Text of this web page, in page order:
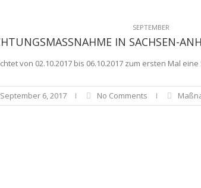
SEPTEMBER
IN SACHSEN-
von 02.10.2017 bis 06.10.2017 zum ersten Mal
September 6, 2017 No Comments